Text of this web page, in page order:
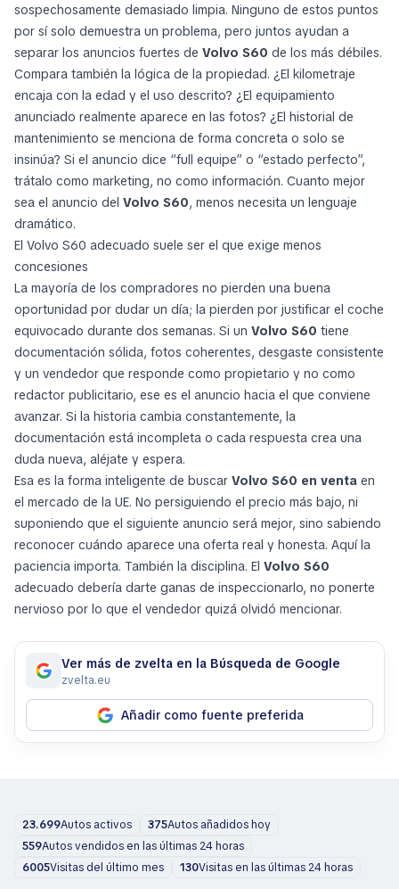
sospechosamente demasiado limpia. Ninguno de estos puntos
por sí solo demuestra un problema, pero juntos ayudan a
separar los anuncios fuertes de Volvo S60 de los más débiles.
Compara también la lógica de la propiedad. ¿El kilometraje
encaja con la edad y el uso descrito? ¿El equipamiento
anunciado realmente aparece en las fotos? ¿El historial de
mantenimiento se menciona de forma concreta o solo se
insinúa? Si el anuncio dice “full equipe” o “estado perfecto”,
trátalo como marketing, no como información. Cuanto mejor
sea el anuncio del Volvo S60, menos necesita un lenguaje
dramático.
El Volvo S60 adecuado suele ser el que exige menos
concesiones
La mayoría de los compradores no pierden una buena
oportunidad por dudar un día; la pierden por justificar el coche
equivocado durante dos semanas. Si un Volvo S60 tiene
documentación sólida, fotos coherentes, desgaste consistente
y un vendedor que responde como propietario y no como
redactor publicitario, ese es el anuncio hacia el que conviene
avanzar. Si la historia cambia constantemente, la
documentación está incompleta o cada respuesta crea una
duda nueva, aléjate y espera.
Esa es la forma inteligente de buscar Volvo S60 en venta en
el mercado de la UE. No persiguiendo el precio más bajo, ni
suponiendo que el siguiente anuncio será mejor, sino sabiendo
reconocer cuándo aparece una oferta real y honesta. Aquí la
paciencia importa. También la disciplina. El Volvo S60
adecuado debería darte ganas de inspeccionarlo, no ponerte
nervioso por lo que el vendedor quizá olvidó mencionar.
Ver más de zvelta en la Búsqueda de Google
zvelta.eu
Añadir como fuente preferida
23.699Autos activos 375Autos añadidos hoy
559Autos vendidos en las últimas 24 horas
6005Visitas del último mes 130Visitas en las últimas 24 horas